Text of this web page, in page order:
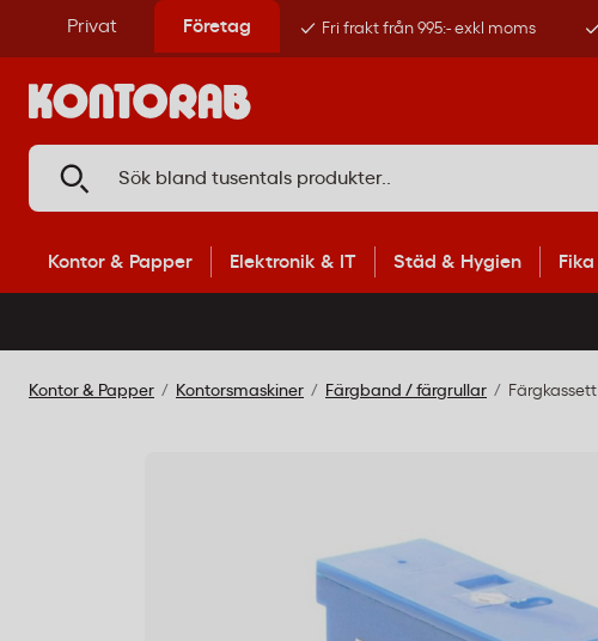
Privat Företag Fri frakt från 995:- exkl moms
Kontor & Papper Elektronik & IT Städ & Hygien
Kontor & Papper Kontorsmaskiner Färgband / färgrullar